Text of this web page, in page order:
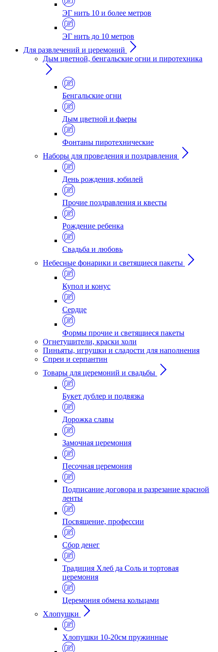
ЭГ нить 10 и более метров
ЭГ нить до 10 метров
Для развлечений и церемоний
Дым цветной, бенгальские огни и пиротехника
Бенгальские огни
Дым цветной и фаеры
Фонтаны пиротехнические
Наборы для проведения и поздравления
День рождения, юбилей
Прочие поздравления и квесты
Рождение ребенка
Свадьба и любовь
Небесные фонарики и светящиеся пакеты
Купол и конус
Сердце
Формы прочие и светящиеся пакеты
Огнетушители, краски холи
Пиньяты, игрушки и сладости для наполнения
Спреи и серпантин
Товары для церемоний и свадьбы
Букет дублер и подвязка
Дорожка славы
Замочная церемония
Песочная церемония
Подписание договора и разрезание красной
ленты
Посвящение, профессии
Сбор денег
Традиция Хлеб да Соль и тортовая
церемония
Церемония обмена кольцами
Хлопушки
Хлопушки 10-20см пружинные